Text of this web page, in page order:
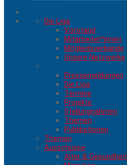
Die Liga
Vorstand
Mitarbeiter*innen
Mitgliedsverbände
Unsere Netzwerke
Pressemeldungen
Die Liga
Termine
Projekte
Stellungnahmen
Themen
Publikationen
Themen
Ausschüsse
Alter & Gesundheit